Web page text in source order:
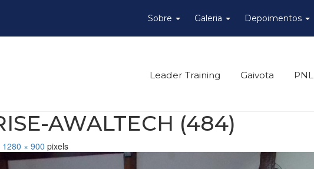
Sobre Galeria Depoimentos
Leader Training Gaivota PNL
AWALTECH (484)
1280 × 900 pixels